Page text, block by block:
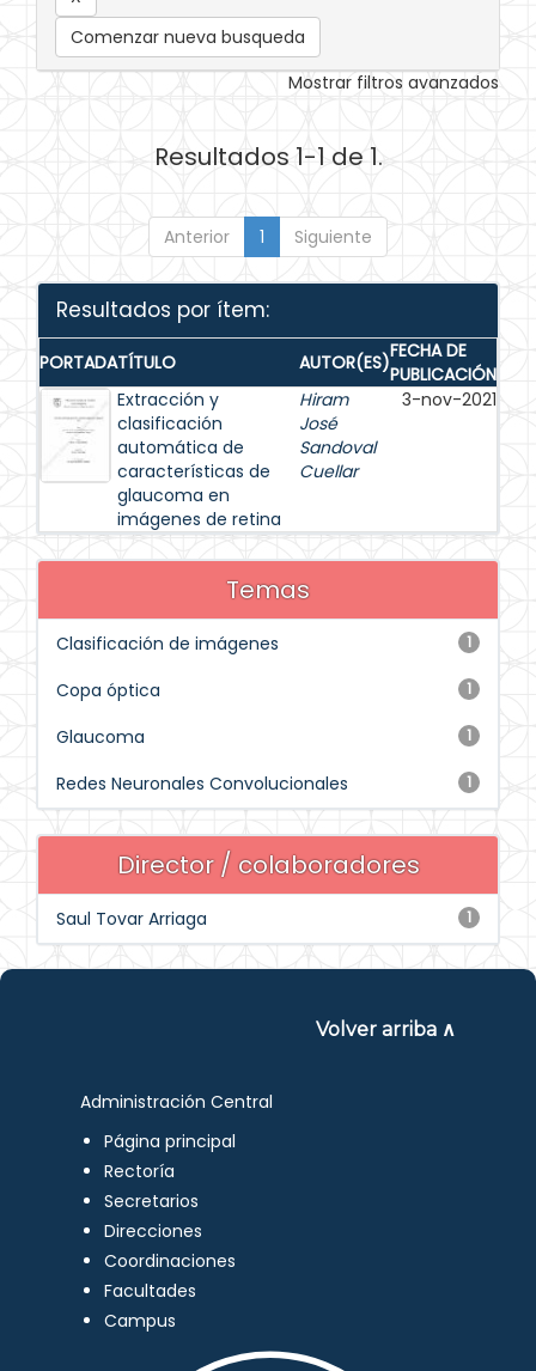
Comenzar nueva busqueda
Mostrar filtros avanzados
Resultados 1-1 de 1.
Anterior 1 Siguiente
Resultados por ítem:
PORTADATÍTULO AUTOR(ES)FECHA DE
PUBLICACIÓN
Extracción y
clasificación
automática de
características de
glaucoma en
imágenes de retina
Hiram
José
Sandoval
Cuellar
3-nov-2021
Temas
1
Clasificación de imágenes
1
Copa óptica
1
Glaucoma
1
Redes Neuronales Convolucionales
Director / colaboradores
1
Saul Tovar Arriaga
Volver arriba ∧
Administración Central
Página principal
Rectoría
Secretarios
Direcciones
Coordinaciones
Facultades
Campus